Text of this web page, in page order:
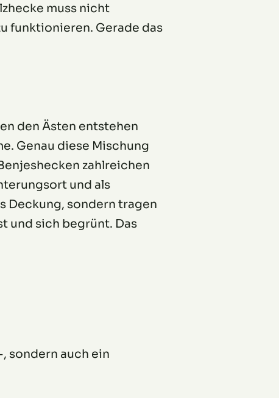
muss nicht
funktionieren. Gerade das
den Ästen entstehen
Genau diese Mischung
zahlreichen
und als
Deckung, sondern tragen
und sich begrünt. Das
sondern auch ein